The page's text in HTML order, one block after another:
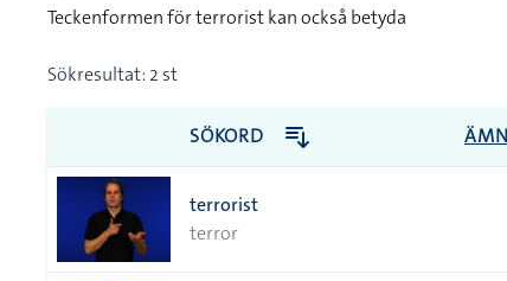
Teckenformen för terrorist kan också betyda
Sökresultat: 2 st
SÖKORD
terrorist
terror